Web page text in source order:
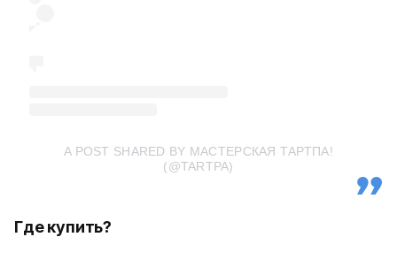
A POST SHARED BY МАСТЕРСКАЯ ТАРТПА!
(@TARTPA)
Где купить?